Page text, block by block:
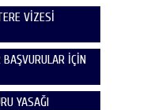
VİZESİ
İÇİN
YASAĞI